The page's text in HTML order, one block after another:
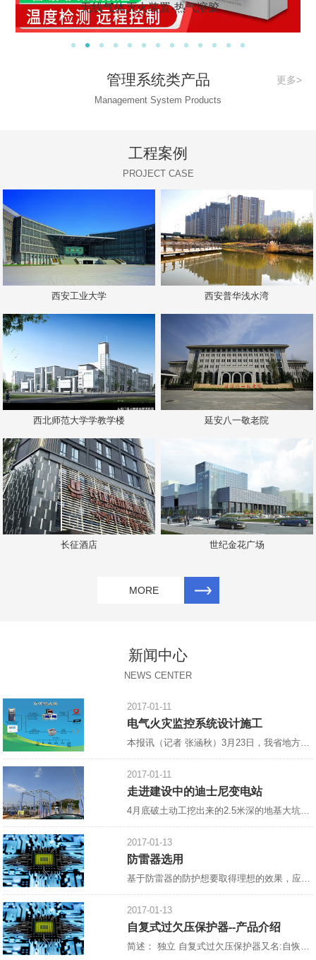
无线气体灭火装置-热气溶胶
管理系统类产品 更多>
Management System Products
工程案例
PROJECT CASE
西安工业大学 西安普华浅水湾
西北师范大学学教学楼 延安八一敬老院
长征酒店 世纪金花广场
MORE
新闻中心
NEWS CENTER
2017-01-11
电气火灾监控系统设计施工
2017-01-11
走进建设中的迪士尼变电站
2017-01-13
防雷器选用
2017-01-13
自复式过欠压保护器--产品介绍